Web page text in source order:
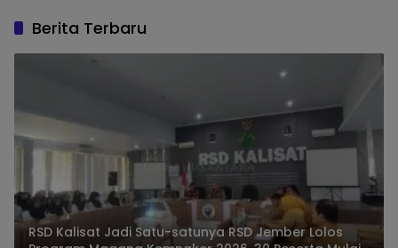
Berita Terbaru
RSD Kalisat Jadi Satu-satunya RSD Jember Lolos